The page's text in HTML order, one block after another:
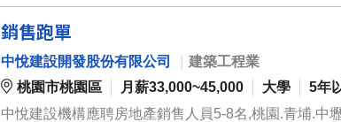
銷售跑單
中悅建設開發股份有限公司
建築工程業
桃園市桃園區
月薪33,000~45,000 大學
5年
中悅建設機構應聘房地產銷售人員5-8名,桃園.青埔.中